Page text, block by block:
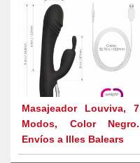
Masajeador Louviva, 7
Modos, Color Negro.
Envíos a Illes Balears